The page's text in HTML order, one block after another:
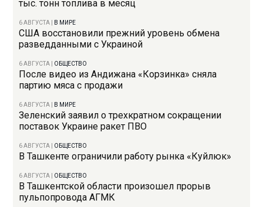
тыс. тонн топлива в месяц
6 АВГУСТА В МИРЕ
США восстановили прежний уровень обмена
разведданными с Украиной
6 АВГУСТА ОБЩЕСТВО
После видео из Андижана «Корзинка» сняла
партию мяса с продажи
6 АВГУСТА В МИРЕ
Зеленский заявил о трехкратном сокращении
поставок Украине ракет ПВО
6 АВГУСТА ОБЩЕСТВО
В Ташкенте ограничили работу рынка «Куйлюк»
6 АВГУСТА ОБЩЕСТВО
В Ташкентской области произошел прорыв
пульпопровода АГМК